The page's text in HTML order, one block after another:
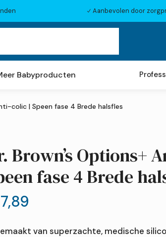
N Aanbevolen door
Babyproducten
colic | Speen fase 4 Brede halsfles
Brown’s Options+
fase 4 Brede
7,89
van superzachte, medische